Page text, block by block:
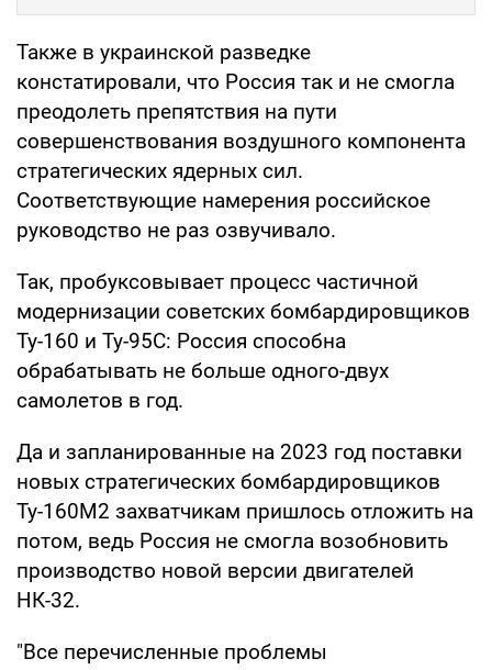
Также в украинской разведке
констатировали, что Россия так и не смогла
преодолеть препятствия на пути
совершенствования воздушного компонента
стратегических ядерных сил.
Соответствующие намерения российское
руководство не раз озвучивало.
Так, пробуксовывает процесс частичной
модернизации советских бомбардировщиков
Ту-160 и Ту-95С: Россия способна
обрабатывать не больше одного-двух
самолетов в год.
Да и запланированные на 2023 год поставки
новых стратегических бомбардировщиков
Ту-160М2 захватчикам пришлось отложить на
потом, ведь Россия не смогла возобновить
производство новой версии двигателей
НК-32.
"Все перечисленные проблемы